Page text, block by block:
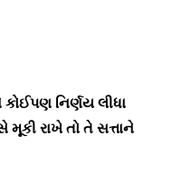
કોઈપણ નિર્ણય લીધા
મૂકી રાખે તો તે સત્તાને